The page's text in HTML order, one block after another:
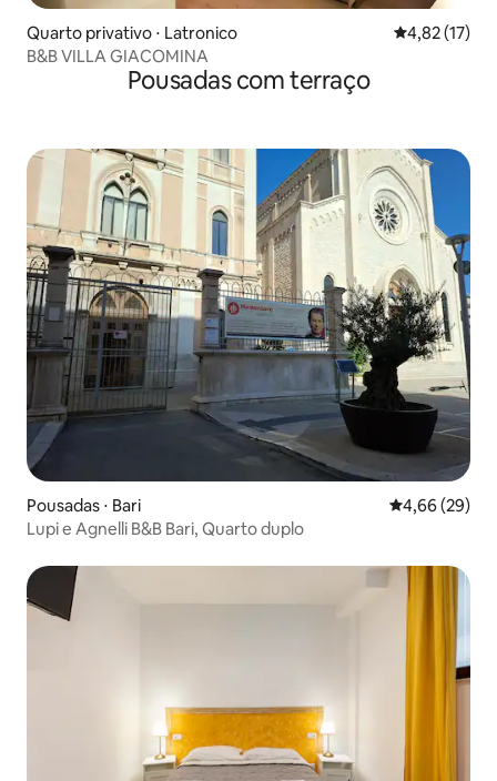
Quarto privativo ⋅ Latronico 4,82 de uma
4,82 (17)
B&B VILLA GIACOMINA
Pousadas com terraço
Pousadas ⋅ Bari 4,66 de uma
4,66 (29)
Lupi e Agnelli B&B Bari, Quarto duplo